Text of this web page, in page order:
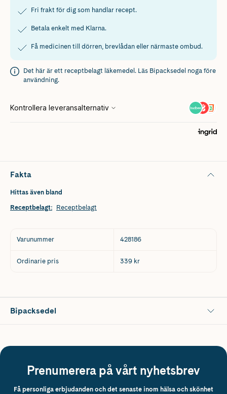
Fri frakt för dig som handlar recept.
Betala enkelt med Klarna.
Få medicinen till dörren, brevlådan eller närmaste ombud.
Det här är ett receptbelagt läkemedel. Läs Bipacksedel noga före
användning.
Fakta
Hittas även bland
Receptbelagt: Receptbelagt
Varunummer 428186
Ordinarie pris 339 kr
Bipacksedel
Prenumerera på vårt nyhetsbrev
Få personliga erbjudanden och det senaste inom hälsa och skönhet